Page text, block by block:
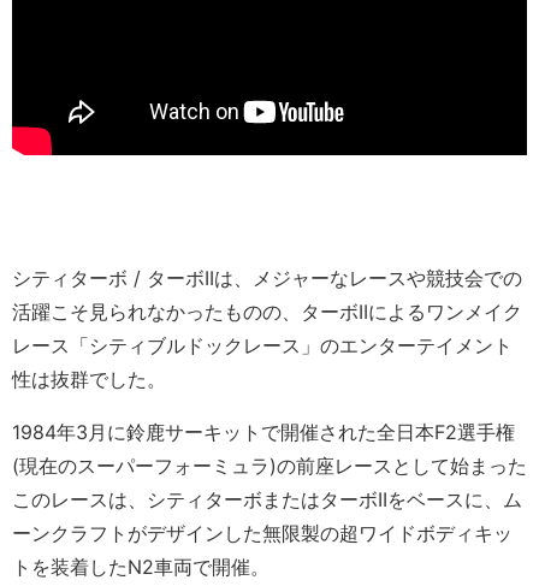
シティターボ / ターボIIは、メジャーなレースや競技会での
活躍こそ見られなかったものの、ターボIIによるワンメイク
レース「シティブルドックレース」のエンターテイメント
性は抜群でした。
1984年3月に鈴鹿サーキットで開催された全日本F2選手権
(現在のスーパーフォーミュラ)の前座レースとして始まった
このレースは、シティターボまたはターボIIをベースに、ム
ーンクラフトがデザインした無限製の超ワイドボディキッ
トを装着したN2車両で開催。